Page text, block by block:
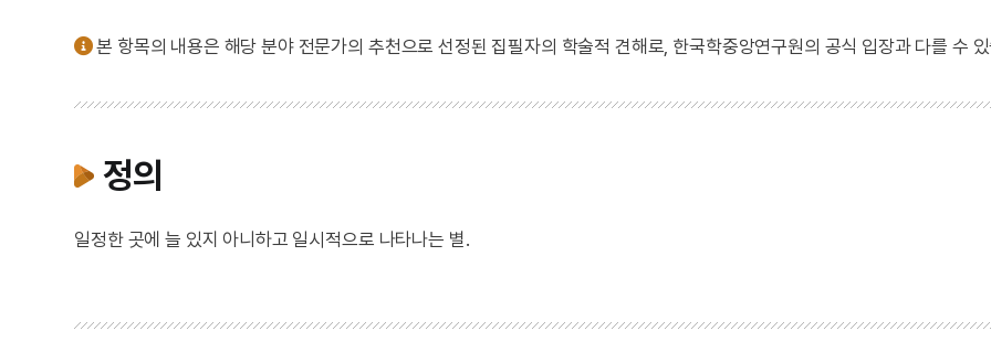
본 항목의 내용은 해당 분야 전문가의 추천으로 선정된 집필자의 학술적 견해로, 한국학중앙연구원의 공식 입장과 다를 수
정의
일정한 곳에 늘 있지 아니하고 일시적으로 나타나는 별.